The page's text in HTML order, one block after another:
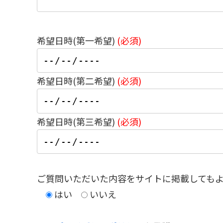
希望日時(第一希望) (必須)
希望日時(第二希望) (必須)
希望日時(第三希望) (必須)
ご質問いただいた内容をサイトに掲載しても
はい
いいえ